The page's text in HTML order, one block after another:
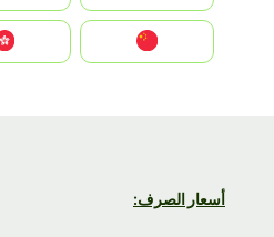
أسعار الصرف: